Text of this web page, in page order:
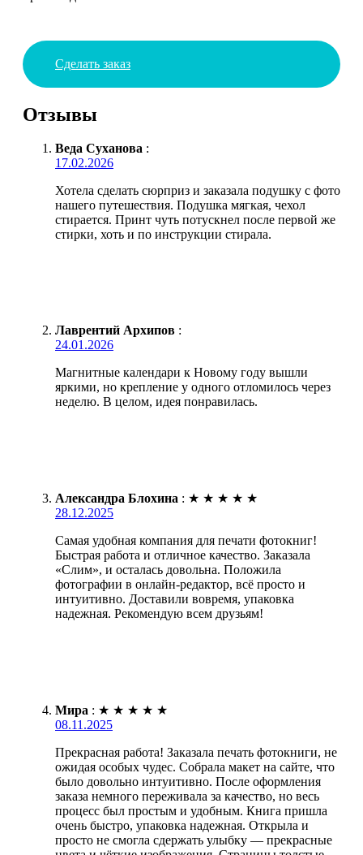
Сделать заказ
Отзывы
Веда Суханова :
17.02.2026
Хотела сделать сюрприз и заказала подушку с фото
нашего путешествия. Подушка мягкая, чехол
стирается. Принт чуть потускнел после первой же
стирки, хоть и по инструкции стирала.
Лаврентий Архипов :
24.01.2026
Магнитные календари к Новому году вышли
яркими, но крепление у одного отломилось через
неделю. В целом, идея понравилась.
Александра Блохина : ★ ★ ★ ★ ★
28.12.2025
Самая удобная компания для печати фотокниг!
Быстрая работа и отличное качество. Заказала
«Слим», и осталась довольна. Положила
фотографии в онлайн-редактор, всё просто и
интуитивно. Доставили вовремя, упаковка
надежная. Рекомендую всем друзьям!
Мира : ★ ★ ★ ★ ★
08.11.2025
Прекрасная работа! Заказала печать фотокниги, не
ожидая особых чудес. Собрала макет на сайте, что
было довольно интуитивно. После оформления
заказа немного переживала за качество, но весь
процесс был простым и удобным. Книга пришла
очень быстро, упаковка надежная. Открыла и
просто не смогла сдержать улыбку — прекрасные